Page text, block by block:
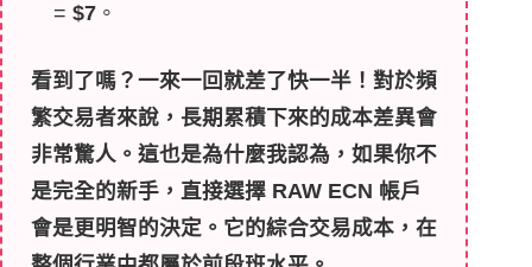
=$7 。
看到了嗎？一來一回就差了快一半！對於頻
繁交易者來說，長期累積下來的成本差異會
非常驚人。這也是為什麼我認為，如果你不
是完全的新手，直接選擇 RAW ECN 帳戶
會是更明智的決定。它的綜合交易成本，在